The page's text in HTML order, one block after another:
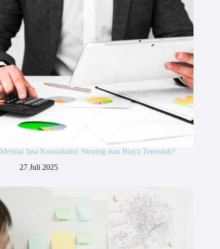
Menilai Jasa Konsultansi: Skoring atau Biaya Terendah?
27 Juli 2025